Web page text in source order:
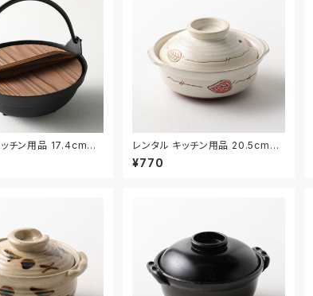
ッチン用品 17.4cm｜
レンタル キッチン用品 20.5cm｜
KIW024
¥770